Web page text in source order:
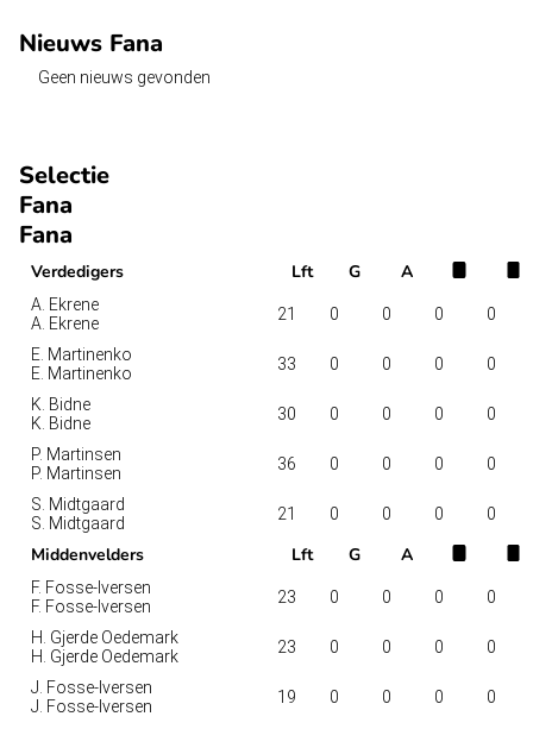
Nieuws Fana
Geen nieuws gevonden
Selectie
Fana
Fana
Verdedigers Lft G A
A. Ekrene
A. Ekrene
21 0 0 0 0
E. Martinenko
E. Martinenko
33 0 0 0 0
K. Bidne
K. Bidne
30 0 0 0 0
P. Martinsen
P. Martinsen
36 0 0 0 0
S. Midtgaard
S. Midtgaard
21 0 0 0 0
Middenvelders Lft G A
F. Fosse-Iversen
F. Fosse-Iversen
23 0 0 0 0
H. Gjerde Oedemark
H. Gjerde Oedemark
23 0 0 0 0
J. Fosse-Iversen
J. Fosse-Iversen
19 0 0 0 0